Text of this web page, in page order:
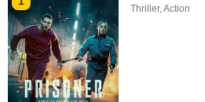
Thriller,Action